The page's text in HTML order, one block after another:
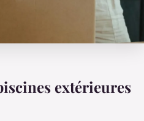
extérieures